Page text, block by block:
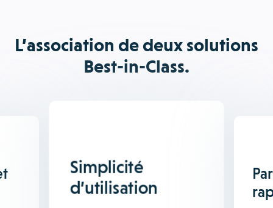
L’association de deux solutions
Best-in-Class.
Simplicité
d’utilisation